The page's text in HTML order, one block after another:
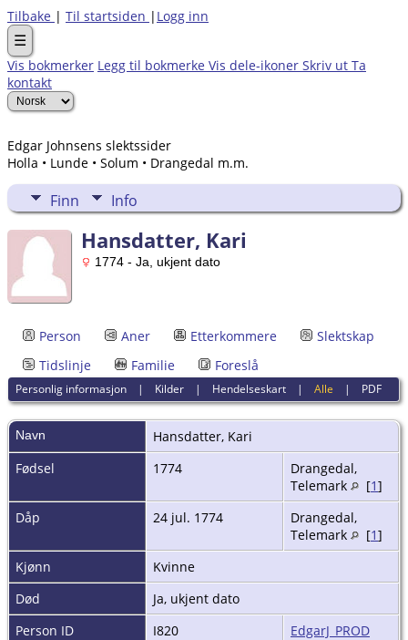
Tilbake | Til startsiden | Logg inn
☰
Vis bokmerker Legg til bokmerke Vis dele-ikoner Skriv ut Ta
kontakt
Edgar Johnsens slektssider
Holla • Lunde • Solum • Drangedal m.m.
Finn Info
Hansdatter, Kari
1774 - Ja, ukjent dato
Person Aner Etterkommere
Slektskap
Tidslinje
Familie Foreslå
Personlig informasjon | Kilder | Hendelseskart |Alle | PDF
Navn Hansdatter, Kari
Fødsel
1774
Drangedal,
Telemark
[1]
Dåp
24 jul. 1774
Drangedal,
Telemark
[1]
Kjønn
Kvinne
Død
Ja, ukjent dato
Person ID
I820
EdgarJ_PROD